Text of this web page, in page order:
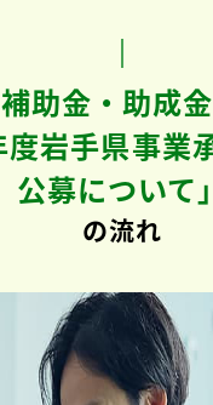
補助金・助成金
度岩手県事業
公募について」
の流れ